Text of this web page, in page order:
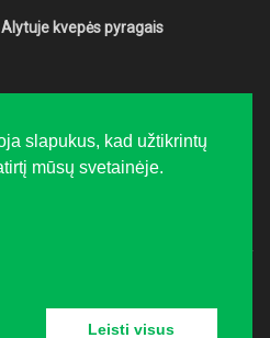
kvepės pyragais
krašto kūrėjų darbai
slapukus, kad užtikrintų
mūsų svetainėje.
Leisti visus